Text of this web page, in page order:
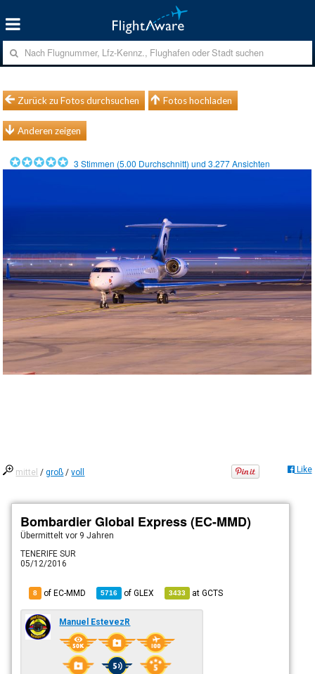
Zurück zu Fotos durchsuchen Fotos hochladen
Anderen zeigen
3 Stimmen (5.00 Durchschnitt) und3.277Ansichten
mittel /groß /voll Like
Bombardier Global Express (EC-MMD)
Übermitteltvor 9 Jahren
TENERIFE SUR
05/12/2016
8 of EC-MMD 5716 ofGLEX 3433 atGCTS
Manuel EstevezR